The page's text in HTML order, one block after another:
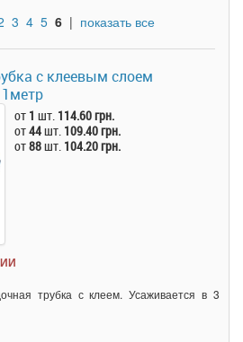
3 4 5 6| показать все
c клеевым слоем
от 1 шт. 114.60 грн.
от44шт. 109.40 грн.
от88шт. 104.20 грн.
трубка с клеем. Усаживается в 3